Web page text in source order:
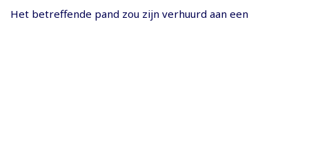
Het betreffende pand zou zijn verhuurd aan een